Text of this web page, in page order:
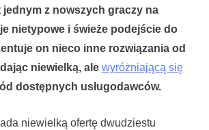
jednym z nowszych graczy na
nietypowe i świeże podejście do
on nieco inne rozwiązania od
niewielką, ale wyróżniającą się
dostępnych usługodawców.
niewielką ofertę dwudziestu